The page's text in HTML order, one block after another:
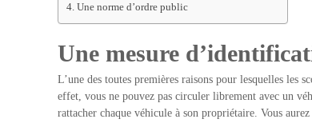
Une norme d’ordre public
Une mesure
L’une des toutes premières raisons pour lesquelles
effet, vous ne pouvez pas circuler librement avec un
rattacher chaque véhicule à son propriétaire. Vous